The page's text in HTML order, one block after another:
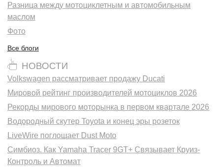
Разница между мотоциклетным и автомобильным
маслом
Фото
Все блоги
НОВОСТИ
Volkswagen рассматривает продажу Ducati
Мировой рейтинг производителей мотоциклов 2026
Рекорды мирового моторынка в первом квартале 2026
Водородный скутер Toyota и конец эры розеток
LiveWire поглощает Dust Moto
Симбиоз. Как Yamaha Tracer 9GT+ Связывает Круиз-
Контроль и Автомат